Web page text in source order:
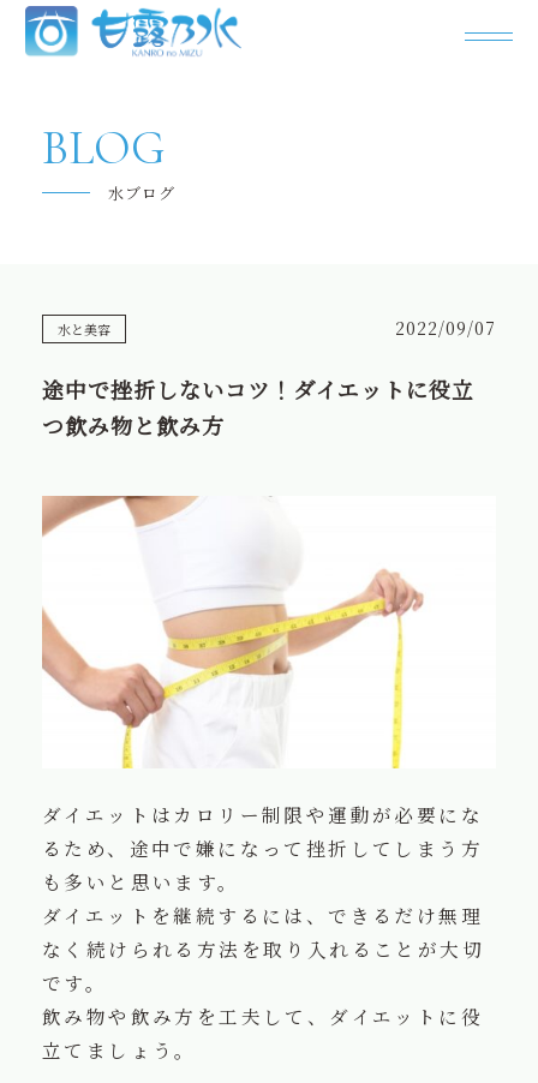
お問い合わせ
パートナー様の募集
お客様の声
水ブログ
ご購入の方法
BLOG
水ブログ
水と美容 2022/09/07
途中で挫折しないコツ！ダイエットに役立
つ飲み物と飲み方
ダイエットはカロリー制限や運動が必要にな
るため、途中で嫌になって挫折してしまう方
も多いと思います。
ダイエットを継続するには、できるだけ無理
なく続けられる方法を取り入れることが大切
です。
飲み物や飲み方を工夫して、ダイエットに役
立てましょう。